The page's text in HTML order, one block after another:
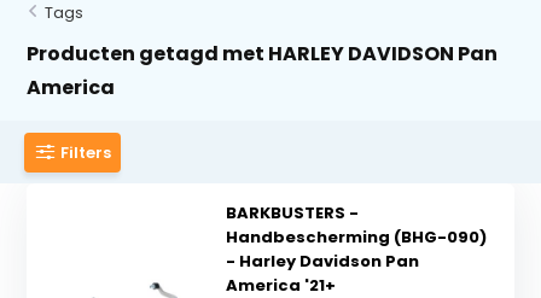
Tags
Producten getagd met HARLEY DAVIDSON Pan
America
Filters
BARKBUSTERS -
Handbescherming (BHG-090)
- Harley Davidson Pan
America '21+